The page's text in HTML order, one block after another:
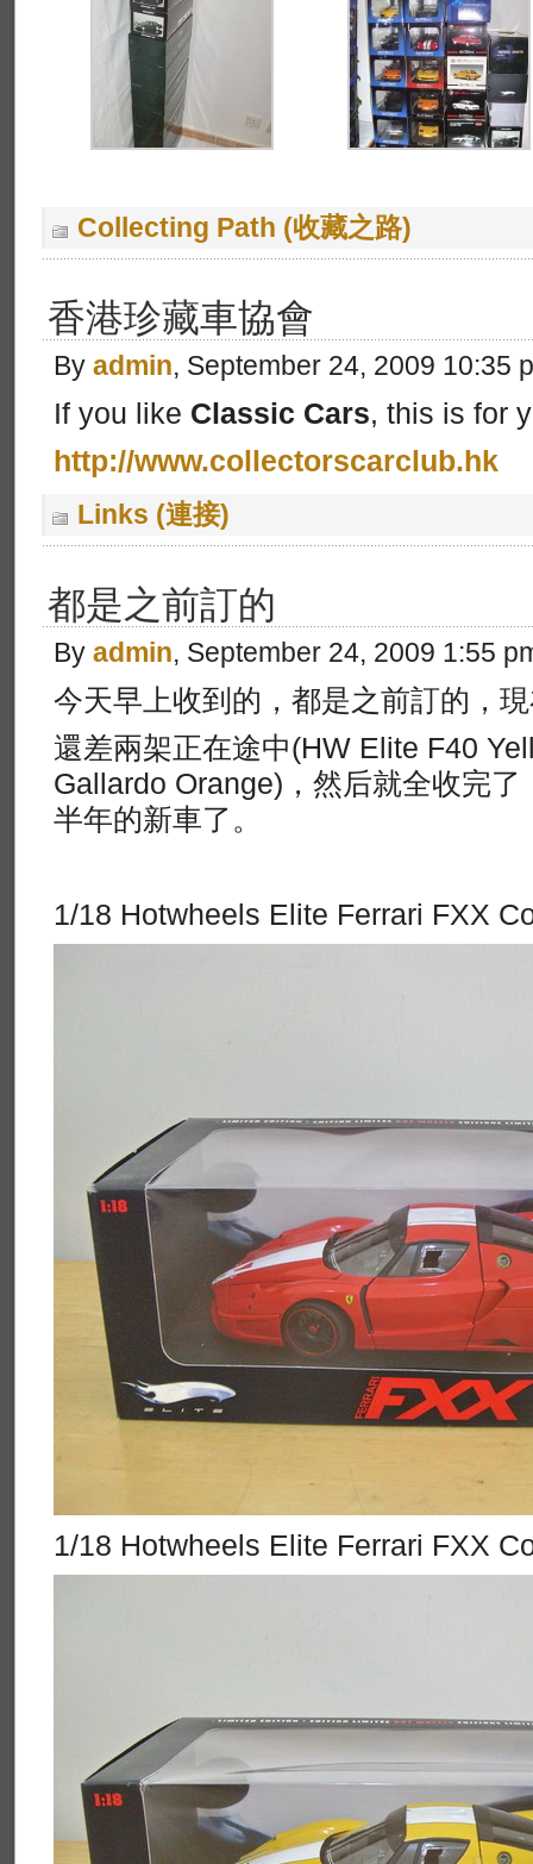
Collecting Path (收藏之路)
香港珍藏車協會
By admin, September 24, 2009 10:35
If you like Classic Cars, this is for
http://www.collectorscarclub.hk
Links (連接)
都是之前訂的
By admin, September 24, 2009 1:55
今天早上收到的，都是之前訂的，
還差兩架正在途中(HW Elite F40
Gallardo Orange)，然后就全收完
半年的新車了。
1/18 Hotwheels Elite Ferrari FXX
1/18 Hotwheels Elite Ferrari FXX